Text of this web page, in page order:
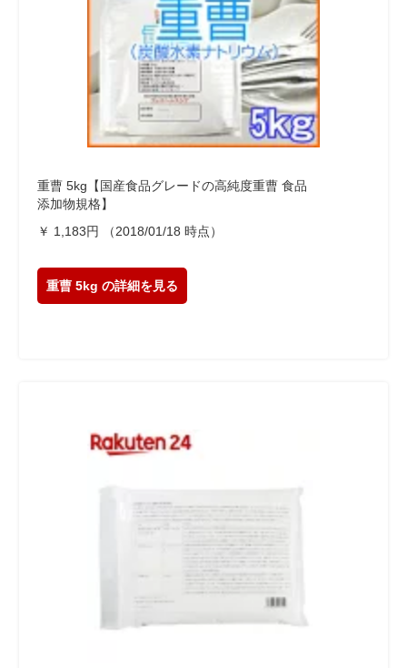
重曹 5kg【国産食品グレードの高純度重曹 食品
添加物規格】
￥ 1,183円 （2018/01/18 時点）
重曹 5kg の詳細を見る